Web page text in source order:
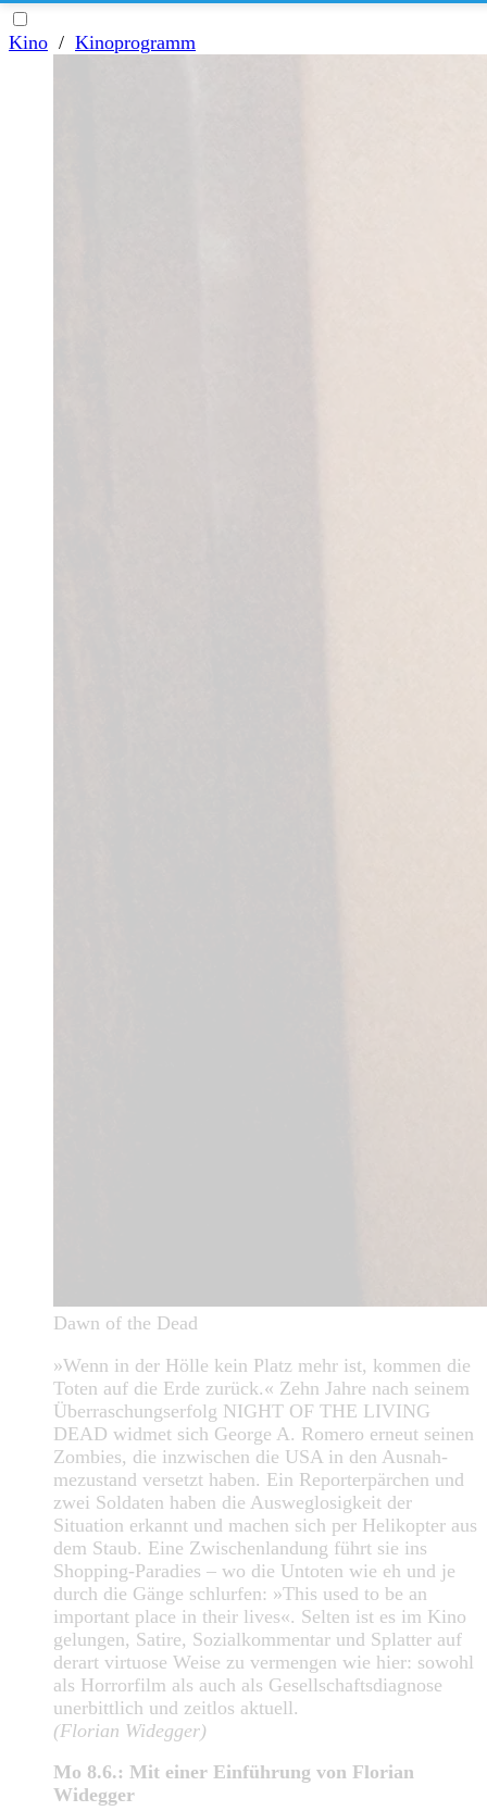
Kino / Kinoprogramm
Dawn of the Dead
»Wenn in der Hölle kein Platz mehr ist, kommen die
Toten auf die Erde zurück.« Zehn Jahre nach seinem
Überraschungserfolg NIGHT OF THE LIVING
DEAD widmet sich George A. Romero erneut seinen
Zombies, die inzwischen die USA in den Ausnah-
mezustand versetzt haben. Ein Reporterpärchen und
zwei Soldaten haben die Ausweglosigkeit der
Situation erkannt und machen sich per Helikopter aus
dem Staub. Eine Zwischenlandung führt sie ins
Shopping-Paradies – wo die Untoten wie eh und je
durch die Gänge schlurfen: »This used to be an
important place in their lives«. Selten ist es im Kino
gelungen, Satire, Sozialkommentar und Splatter auf
derart virtuose Weise zu vermengen wie hier: sowohl
als Horrorfilm als auch als Gesellschaftsdiagnose
unerbittlich und zeitlos aktuell.
(Florian Widegger)
Mo 8.6.: Mit einer Einführung von Florian
Widegger